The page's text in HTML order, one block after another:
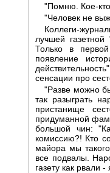
"Помню. Кое-
"Человек не
Коллеги-
лучшей
Только в
появление
сенсации про
"Разве можно
так разыграть
пристанище
придуманной
большой чин:
комиссию?! Кто
майора мы
все подвалы.
газету как рвали